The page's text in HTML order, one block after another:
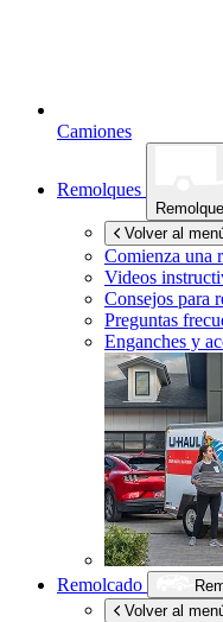
Camiones
Remolques
Volver al
Comienza una
Videos
Consejos para
Preguntas
Enganches y
Remolcado
Volver al